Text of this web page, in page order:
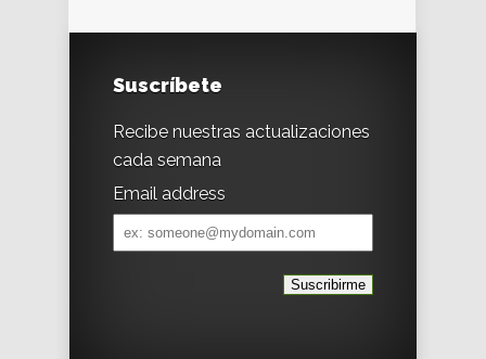
Suscríbete
Recibe nuestras actualizaciones
cada semana
Email address
Email
address